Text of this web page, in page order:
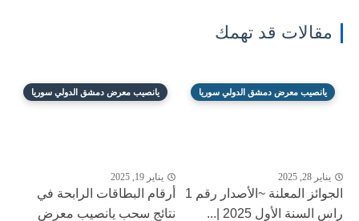
مقالات قد تهمك
يانصيب معرض دمشق الدولي سوريا
يناير 28, 2025
الجوائز المعلنة ~الأصدار رقم 1
راس السنة الأول 2025 |...
يانصيب معرض دمشق الدولي سوريا
يناير 19, 2025
أرقام البطاقات الرابحة في
نتائج سحب يانصيب معرض